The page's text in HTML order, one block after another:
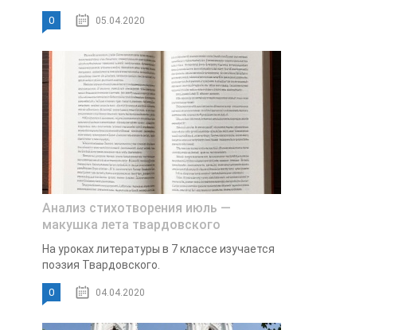
0 05.04.2020
Анализ стихотворения июль —
макушка лета твардовского
На уроках литературы в 7 классе изучается
поэзия Твардовского.
0 04.04.2020